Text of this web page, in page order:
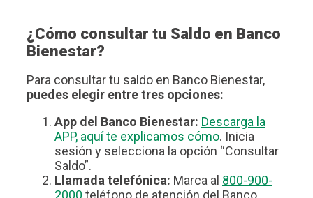
¿Cómo consultar tu Saldo en Banco
Bienestar?
Para consultar tu saldo en Banco Bienestar,
puedes elegir entre tres opciones:
App del Banco Bienestar: Descarga la
APP, aquí te explicamos cómo. Inicia
sesión y selecciona la opción “Consultar
Saldo”.
Llamada telefónica: Marca al 800-900-